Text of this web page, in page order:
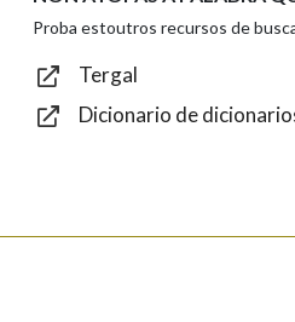
Texto de verificación
Proba estoutros recursos de
Tergal
Dicionario de